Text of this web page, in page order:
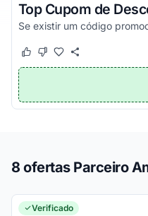
Top Cupom de
Este cupom funcionou
Este cupom não
8 ofertas Parceiro
Verificado